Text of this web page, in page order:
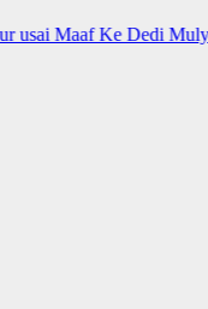
Ke Dedi Mulyadi